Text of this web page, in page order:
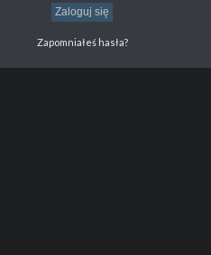
Zapomniałeś hasła?